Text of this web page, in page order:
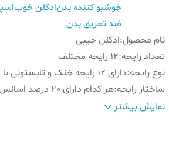
خوشبو کننده بدنادکلن خوب
ضد تعریق بدن
نام محصول:ادکلن جیبی
تعداد رایحه:12 رایحه مختلف
نوع رایحه:دارای 12 رایحه خنک و تابستونی با ماندگاری بالا
ساختار رایحه:هر کدام دارای 20 درصد اسانس می باشد
تاریخ انقضا:تا 2029 تاریخ دارد
نمایش بیشتر